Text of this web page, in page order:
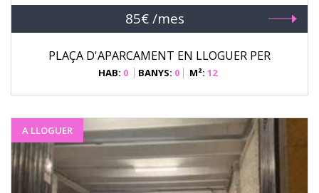
85€ /mes
PLAÇA D'APARCAMENT EN LLOGUER PER
HAB: 0 BANYS: 0 M²: 12
A LLOGUER